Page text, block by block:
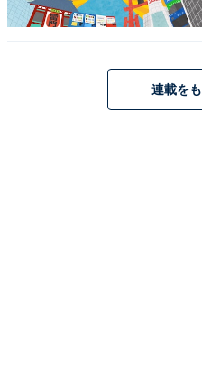
りダメージが大きそう」（
愛らしい夫婦でいてほしい
のコメントが寄せられまし
連載を